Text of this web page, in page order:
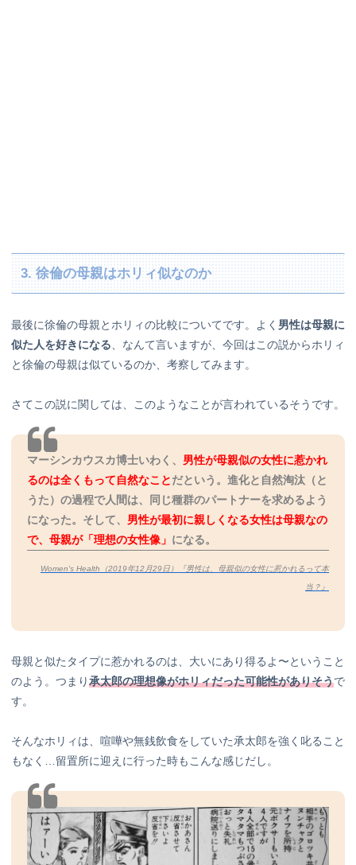
3. 徐倫の母親はホリィ似なのか
最後に徐倫の母親とホリィの比較についてです。よく 男性は母親に
似た人を好きになる 、なんて言いますが、今回はこの説からホリィ
と徐倫の母親は似ているのか、考察してみます。
さてこの説に関しては、このようなことが言われているそうです。
マーシンカウスカ博士いわく、 男性が母親似の女性に惹かれ
るのは全くもって自然なことだという。進化と自然淘汰（と
うた）の過程で人間は、同じ種群のパートナーを求めるよう
になった。そして、 男性が最初に親しくなる女性は母親なの
で、母親が「理想の女性像」 になる。
Women's Health（2019年12月29日）『男性は、母親似の女性に惹かれるって本
当？』
母親と似たタイプに惹かれるのは、大いにあり得るよ〜ということ
のよう。つまり承太郎の理想像がホリィだった可能性がありそうで
す。
そんなホリィは、喧嘩や無銭飲食をしていた承太郎を強く叱ること
もなく…留置所に迎えに行った時もこんな感じだし。